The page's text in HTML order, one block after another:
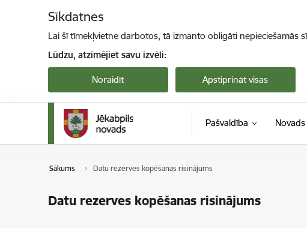
Sīkdatnes
Lai šī tīmekļvietne darbotos, tā izmanto obligāti nepieciešamās
Lūdzu, atzīmējiet savu izvēli:
Noraidīt Apstiprināt visas
Pašvaldība Novads
Sākums Datu rezerves kopēšanas risinājums
Datu rezerves kopēšanas risinājums